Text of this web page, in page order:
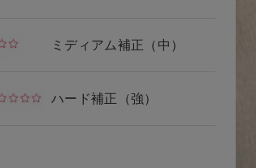
ミディアム補正（中）
ハード補正（強）